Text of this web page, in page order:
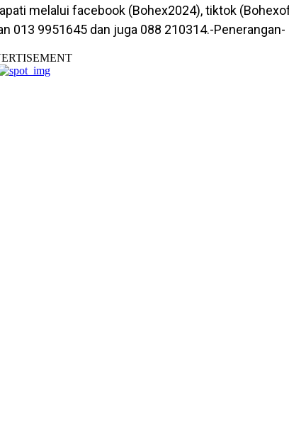
melalui facebook (Bohex2024), tiktok
013 9951645 dan juga 088 210314.-Penerangan-